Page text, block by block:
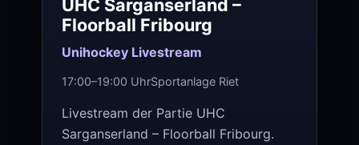
UHC Sarganserland –
Floorball Fribourg
Unihockey Livestream
17:00–19:00 UhrSportanlage Riet
Livestream der Partie UHC
Sarganserland – Floorball Fribourg.